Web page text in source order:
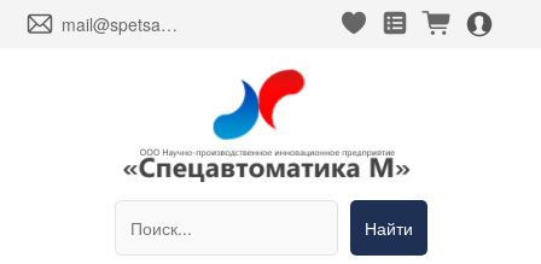
envelope mail@spetsavtomatika-m.ru heart_fill square_favorites_fill cart_fill person_alt_circle_fill
Найти